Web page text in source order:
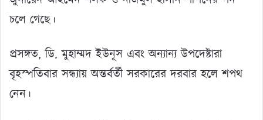
চলে গেছে।
প্রসঙ্গত, ডি. মুহাম্মদ ইউনূস এবং অন্যান্য উপদেষ্টারা
বৃহস্পতিবার সন্ধ্যায় অন্তর্বর্তী সরকারের দরবার হলে শপথ
নেন।